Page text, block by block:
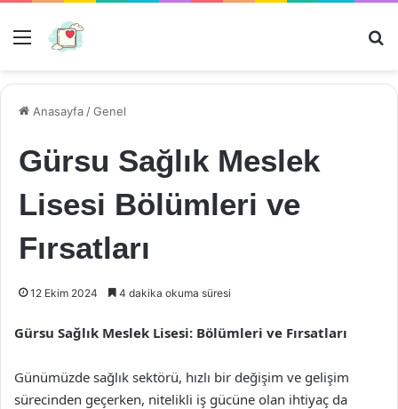
Menü
Anasayfa /Genel
Gürsu Sağlık Meslek
Lisesi Bölümleri ve
Fırsatları
12 Ekim 2024 4 dakika okuma süresi
Gürsu Sağlık Meslek Lisesi: Bölümleri ve Fırsatları
Günümüzde sağlık sektörü, hızlı bir değişim ve gelişim
sürecinden geçerken, nitelikli iş gücüne olan ihtiyaç da